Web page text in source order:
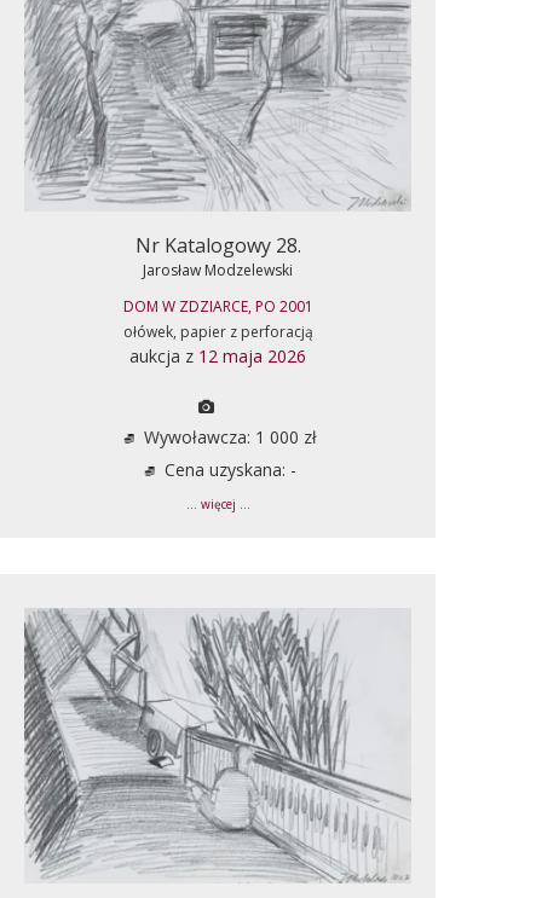
Nr Katalogowy 28.
Jarosław Modzelewski
DOM W ZDZIARCE, PO 2001
ołówek, papier z perforacją
aukcja z 12 maja 2026
Wywoławcza: 1 000 zł
Cena uzyskana: -
... więcej ...